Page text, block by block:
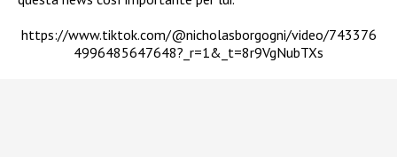
https://www.tiktok.com/@nicholasborgogni/video/743376
4996485647648?_r=1&_t=8r9VgNubTXs